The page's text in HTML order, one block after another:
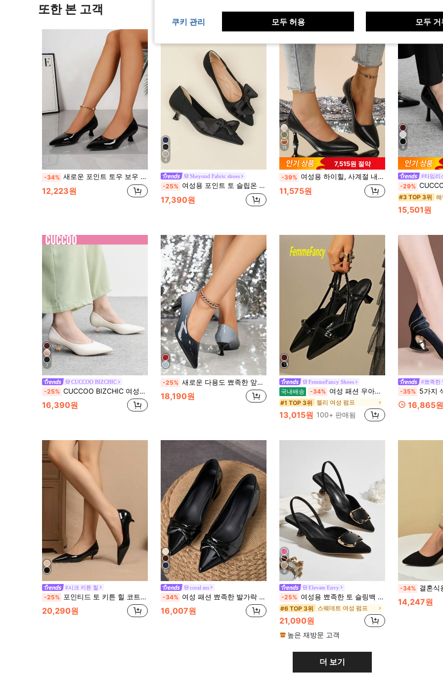
또한 본 고객
-34% 새로운 포인트 토우 보우 장식 스퀘어 버클 미러 표면 출퇴근 비즈니스 파티 스트랩 여성 하이힐 펌프스, 야외 모든 계절에 적합
12,223원
4
Sheyond Fabric shoes
-25% 여성용 포인트 토 슬립온 니트 단색 플랫, 새로운 귀여운 리본 장식 캐주얼 플러플러스 사이즈즈 프렌치 키튼 힐 4cm정장 구두즈, 사랑스러운 스타일
17,390원
15
7,515원 절약
-39% 여성용 하이힐, 사계절 내내 심플하고 차분한, 휴가, 파티, 사무실, 캐주얼 패션을 위한 우아한 통근 신발, 포인티드 토 한국 스타일 다용도
11,575원
9
#타임리
-29% CUCCOO BIZCHIC 여성 신발 블랙
#3 TOP 3위
15,501원
7
CUCCOO BIZCHIC
-25% CUCCOO BIZCHIC 여성용 뾰족한 발가락 낮은 굽 클래식 심플 베이직 출퇴근 파티 펌프스
16,390원
-25% 새로운 다용도 뾰족한 앞코 낮은 뱀프 색상 변화 하이힐 펌프 여성 플러스 사이즈 부드러운 밑창 5CM 그라데이션 하이힐
18,190원
FemmeFancy Shoes
국내배송 -34% 여성 패션 우아한 새로운 포인티드 토 섹시한 미드힐 파티 하이힐 샌들 광택 디자인 여름 키튼힐 슈즈 블랙
#1 TOP 3위 젤리 여성 펌프
13,015원 100+ 판매됨
#뾰족한
-35% 5가지 색상 가능: 블루,
16,865원
#시크 키튼 힐
-25% 포인티드 토 키튼 힐 코트 펌프스, 블랙 우아한 솔리드 컬러 여성 하이힐 펌프스, 우아한
20,290원
10
coral ms
-34% 여성 패션 뾰족한 발가락 로우컷 펌프스, 휴가, 여행, 쇼핑, 야외, 섹시 레트로 캐주얼 다용도 고급 브라운 슈즈에 적합
16,007원
9
Elevate Envy
-25% 여성용 뾰족한 토 슬링백 샌들, 통기성 니트 원단, 키튼 힐, 편안한 백스트랩 디자인, 우아한 파티 의상
#6 TOP 3위 스웨데트 여성 펌프
21,090원
높은 재방문 고객
-34% 결혼식용 패션 및 다용도
14,247원
더 보기
쿠키 관리 모두 허용 모두 거